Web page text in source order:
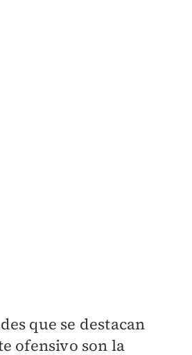
que se destacan
ofensivo son la